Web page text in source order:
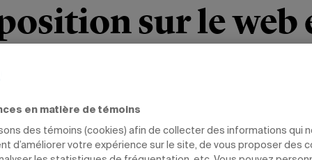
sur le web
explore notre rapport à
sous-marine d’Internet.
en matière de témoins
des témoins (cookies) afin de collecter des informations qui
d’améliorer votre expérience sur le site, de vous proposer des